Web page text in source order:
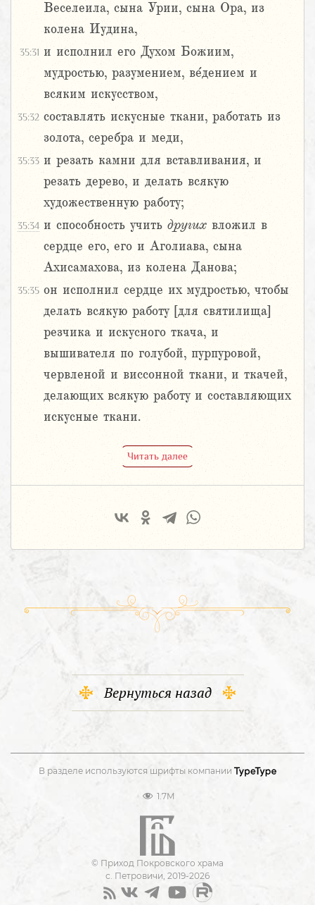
Веселеила, сына Урии, сына Ора, из
колена Иудина,
35:31 и исполнил его Духом Божиим,
мудростью, разумением, ве́дением и
всяким искусством,
35:32 составлять искусные ткани, работать из
золота, серебра и меди,
35:33 и резать камни для вставливания, и
резать дерево, и делать всякую
художественную работу;
35:34 и способность учить других вложил в
сердце его, его и Аголиава, сына
Ахисамахова, из колена Данова;
35:35 он исполнил сердце их мудростью, чтобы
делать всякую работу [для святилища]
резчика и искусного ткача, и
вышивателя по голубой, пурпуровой,
червленой и виссонной ткани, и ткачей,
делающих всякую работу и составляющих
искусные ткани.
Читать далее
Вернуться назад
В разделе используются шрифты компании
1.7M
© Приход Покровского храма
с. Петровичи, 2019-2026